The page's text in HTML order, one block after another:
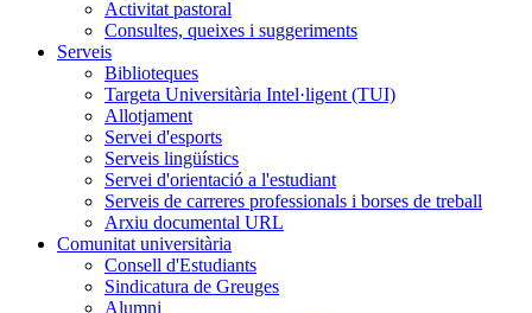
Activitat pastoral
Consultes, queixes i suggeriments
Serveis
Biblioteques
Targeta Universitària Intel·ligent (TUI)
Allotjament
Servei d'esports
Serveis lingüístics
Servei d'orientació a l'estudiant
Serveis de carreres professionals i borses de treball
Arxiu documental URL
Comunitat universitària
Consell d'Estudiants
Sindicatura de Greuges
Alumni